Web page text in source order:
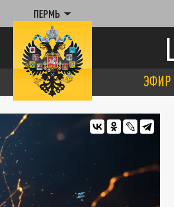
ПЕРМЬ
ЭФИР